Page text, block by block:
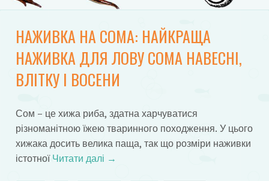
НАЖИВКА НА СОМА: НАЙКРАЩА
НАЖИВКА ДЛЯ ЛОВУ СОМА НАВЕСНІ,
ВЛІТКУ І ВОСЕНИ
Сом – це хижа риба, здатна харчуватися
різноманітною їжею тваринного походження. У цього
хижака досить велика паща, так що розміри наживки
істотноїЧитати далі →